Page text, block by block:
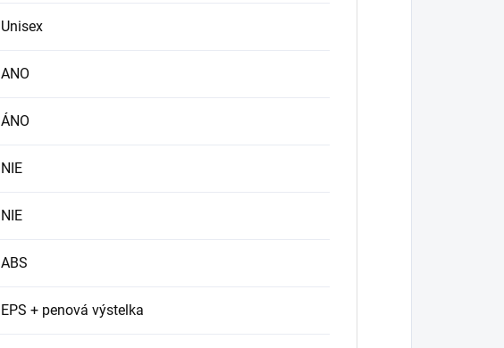
Unisex
ANO
ÁNO
NIE
NIE
ABS
EPS + penová výstelka